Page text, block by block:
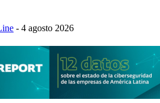
- 4 agosto 2026